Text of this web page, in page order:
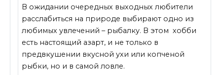
В ожидании очередных выходных любители
расслабиться на природе выбирают одно из
любимых увлечений – рыбалку. В этом хобби
есть настоящий азарт, и не только в
предвкушении вкусной ухи или копченой
рыбки, но и в самой ловле.